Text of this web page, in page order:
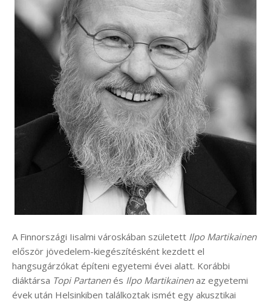
A Finnországi Iisalmi városkában született Ilpo Martikainen
először jövedelem-kiegészítésként kezdett el
hangsugárzókat építeni egyetemi évei alatt. Korábbi
diáktársa Topi Partanenés Ilpo Martikainenaz egyetemi
évek után Helsinkiben találkoztak ismét egy akusztikai